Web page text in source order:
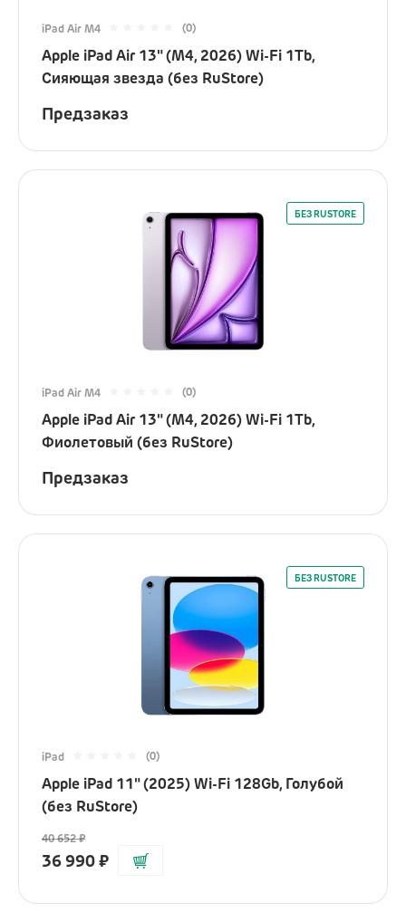
iPad Air M4 (0)
Apple iPad Air 13" (M4, 2026) Wi-Fi 1Tb,
Сияющая звезда (без RuStore)
Предзаказ
БЕЗ RUSTORE
iPad Air M4 (0)
Apple iPad Air 13" (M4, 2026) Wi-Fi 1Tb,
Фиолетовый (без RuStore)
Предзаказ
БЕЗ RUSTORE
iPad (0)
Apple iPad 11" (2025) Wi-Fi 128Gb, Голубой
(без RuStore)
40 652₽
36 990₽